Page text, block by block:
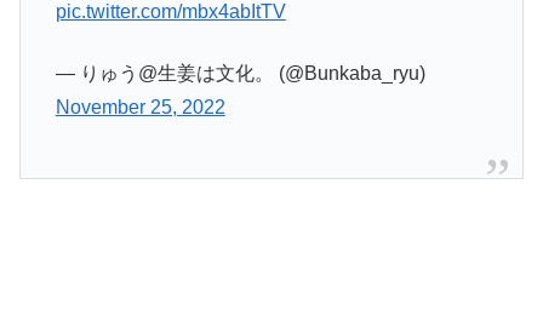
pic.twitter.com/mbx4abItTV
— りゅう@生姜は文化。 (@Bunkaba_ryu)
November 25, 2022